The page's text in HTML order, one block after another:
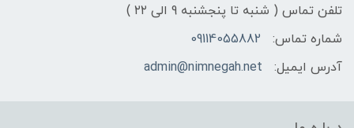
تلفن تماس ( شنبه تا پنجشنبه 9 الی ۲۲ )
شماره تماس:
09114055882
آدرس ایمیل:
admin@nimnegah.net